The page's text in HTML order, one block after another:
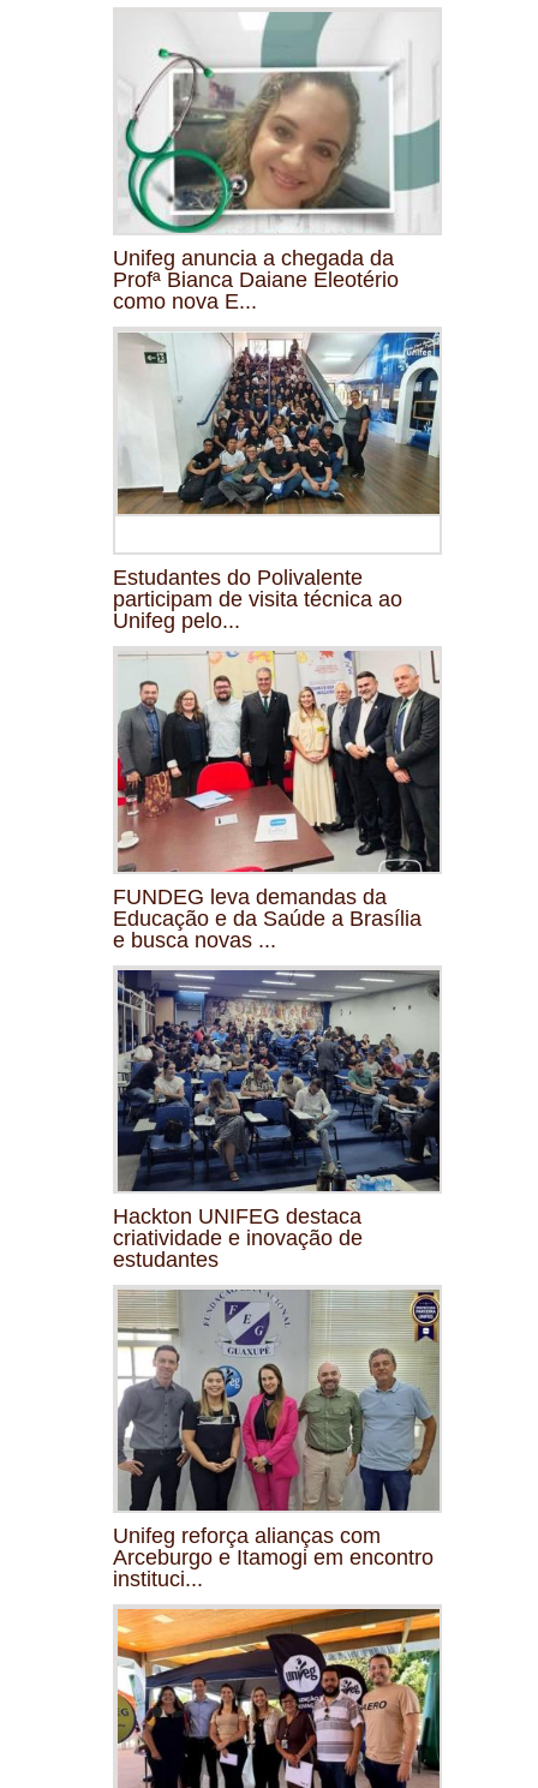
Unifeg anuncia a chegada da
Profª Bianca Daiane Eleotério
como nova E...
Estudantes do Polivalente
participam de visita técnica ao
Unifeg pelo...
FUNDEG leva demandas da
Educação e da Saúde a Brasília
e busca novas ...
Hackton UNIFEG destaca
criatividade e inovação de
estudantes
Unifeg reforça alianças com
Arceburgo e Itamogi em encontro
instituci...